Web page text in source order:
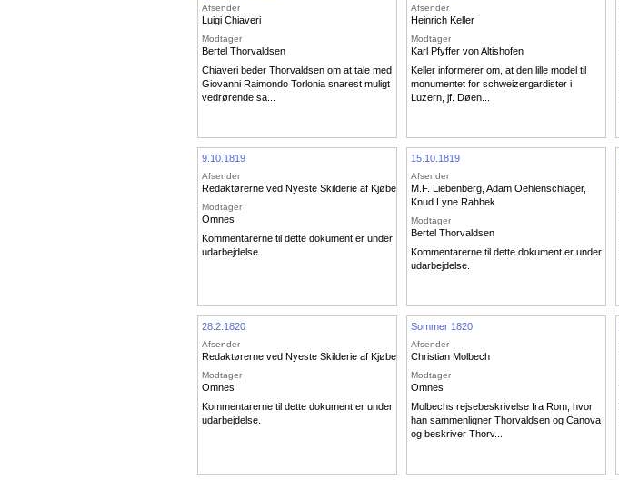
Afsender
Luigi Chiaveri
Modtager
Bertel Thorvaldsen
Chiaveri beder Thorvaldsen om at tale med
Giovanni Raimondo Torlonia snarest muligt
vedrørende sa...
Afsender
Heinrich Keller
Modtager
Karl Pfyffer von Altishofen
Keller informerer om, at den lille model til
monumentet for schweizergardister i
Luzern, jf. Døen...
9.10.1819
Afsender
Redaktørerne ved Nyeste Skilderie af Kjøbenhavn
Modtager
Omnes
Kommentarerne til dette dokument er under
udarbejdelse.
15.10.1819
Afsender
M.F. Liebenberg Adam Oehlenschläger,
Knud Lyne Rahbek
Modtager
Bertel Thorvaldsen
Kommentarerne til dette dokument er under
udarbejdelse.
28.2.1820
Afsender
Redaktørerne ved Nyeste Skilderie af Kjøbenhavn
Modtager
Omnes
Kommentarerne til dette dokument er under
udarbejdelse.
Sommer 1820
Afsender
Christian Molbech
Modtager
Omnes
Molbechs rejsebeskrivelse fra Rom, hvor
han sammenligner Thorvaldsen og Canova
og beskriver Thorv...